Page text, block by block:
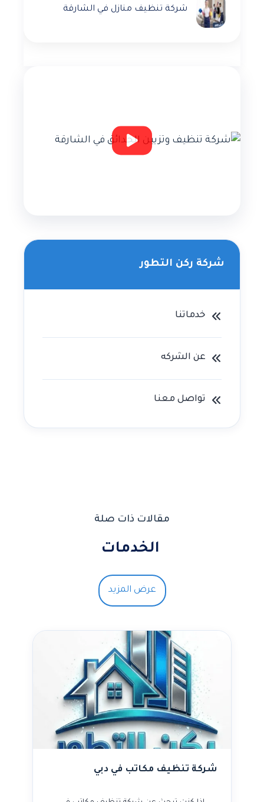
شركة تنظيف منازل في الشارقة
شركة ركن التطور
خدماتنا
عن الشركه
تواصل معنا
مقالات ذات صلة
الخدمات
عرض المزيد
شركة تنظيف مكاتب في دبي